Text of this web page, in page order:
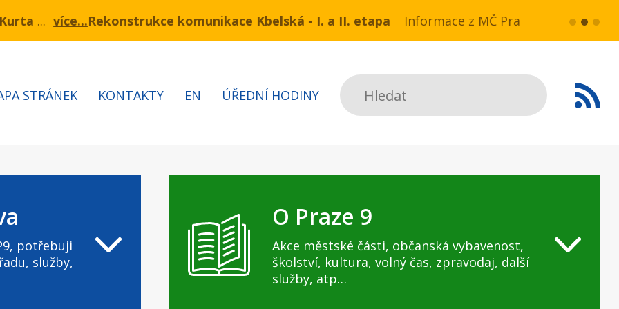
3.7 – 7.8.2026 bude probíhat obnova kabelů VN a NN v ul. Drahobejlova,
komunikace Kbelská - I. a II. etapa Informace z MČ Praha 9:Havarijní stav ulice Kbelská (úsek
více...
Hledat
STRÁNEK KONTAKTY EN ÚŘEDNÍ HODINY
potřebuji
služby,
O Praze 9
Akce městské části, občanská vybavenost,
školství, kultura, volný čas, zpravodaj, další
služby, atp…